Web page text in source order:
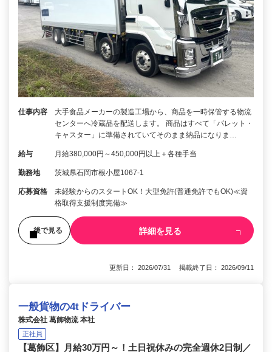
仕事内容
大手食品メーカーの製造工場から、商品を一時保管する物流
センターへ冷蔵品を配送します。 商品はすべて「パレット・
キャスター」に準備されていてそのまま納品になりま…
給与 月給380,000円～450,000円以上＋各種手当
勤務地 茨城県石岡市根小屋1067-1
応募資格
未経験からのスタートOK！大型免許(普通免許でもOK)≪資
格取得支援制度完備≫
後で見る 詳細を見る
更新日： 2026/07/31 掲載終了日： 2026/09/11
一般貨物の4tドライバー
株式会社 葛飾物流 本社
正社員
【葛飾区】月給30万円～！土日祝休みの完全週休2日制／